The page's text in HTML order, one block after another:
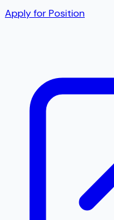
Apply for Position